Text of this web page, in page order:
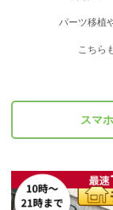
パーツ移植
こちら
スマ